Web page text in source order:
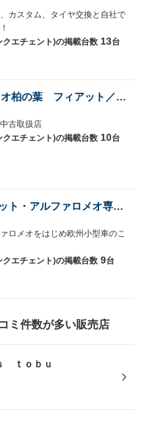
カスタム、タイヤ交換と自社で
クエチェント)の掲載台数 13台
クレアーレ株式会社 アルファロメオ柏の葉 フィアット／アバルト柏の葉
古取扱店
クエチェント)の掲載台数 10台
ＧＬＡＮＺ／グランツ ～フィアット・アルファロメオ専門店～
ロメオをはじめ欧州小型車のこ
クエチェント)の掲載台数 9台
ミ件数が多い販売店
ｔｏｂｕ